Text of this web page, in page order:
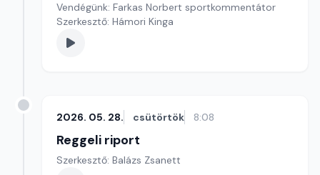
Vendégünk: Farkas Norbert sportkommentátor
Szerkesztő: Hámori Kinga
2026. 05. 28. csütörtök 8:08
Reggeli riport
Szerkesztő: Balázs Zsanett